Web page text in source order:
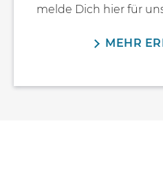
melde Dich hier für
MEHR